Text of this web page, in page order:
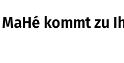
kommt zu